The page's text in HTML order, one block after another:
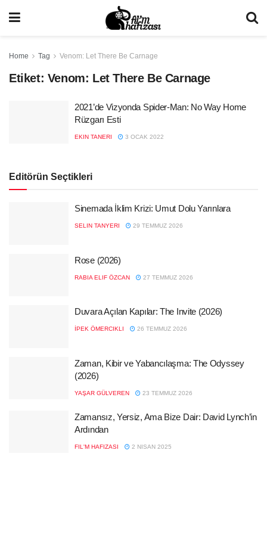
Home Tag Venom: Let There Be Carnage
Etiket: Venom: Let There Be Carnage
2021’de Vizyonda Spider-Man: No Way Home
Rüzgarı Esti
EKIN TANERI 3 OCAK 2022
Editörün Seçtikleri
Sinemada İklim Krizi: Umut Dolu Yarınlara
SELIN TANYERI 29 TEMMUZ 2026
Rose (2026)
RABIA ELIF ÖZCAN 27 TEMMUZ 2026
Duvara Açılan Kapılar: The Invite (2026)
İPEK ÖMERCIKLI 26 TEMMUZ 2026
Zaman, Kibir ve Yabancılaşma: The Odyssey
(2026)
YAŞAR GÜLVEREN 23 TEMMUZ 2026
Zamansız, Yersiz, Ama Bize Dair: David Lynch’in
Ardından
FIL'M HAFIZASI 2 NISAN 2025